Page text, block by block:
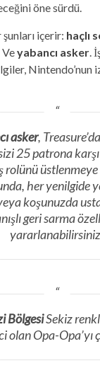
öne sürdü.
içerir: haçlı
Veyabancı asker.
Nintendo’nun
asker,
25 patrona
rolünü
her yenilgide
koşunuzda
geri sarma
BölgesiSekiz
Opa-Opa’yı